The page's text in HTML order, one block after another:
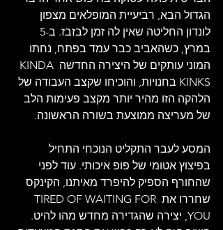
הגדול הבא, רביעיית המופלאים מצפון
במרץ, כשהאביב כבר עמד בפתח, נחתו
המוני עותקים של היצירה החדשה KINDA
KINKS בחנויות, והוכיחו שקצב העבודה של
הלהקה הזו מהיר יותר מקצב פעימות הלב
של מעריצה ממוצעת בשורה הראשונה.
המסע לעבר התקליט הנוכחי התחיל
בפיצוץ אטומי של פופ איכותי. עוד לפני
שהחורף הספיק להיפרד מאיתנו, הקינקס
שחררו את TIRED OF WAITING FOR
YOU, יצירה שהגדירה מחדש מהו להיט.